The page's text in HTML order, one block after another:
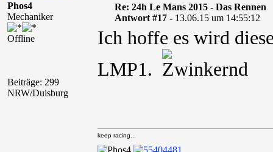
Phos4
Mechaniker
Offline
Beiträge: 299
NRW/Duisburg
Re: 24h Le Mans 2015 - Das Rennen
Antwort #17 - 13.06.15 um 14:55:12
Ich hoffe es wird
LMP1.
keep racing...